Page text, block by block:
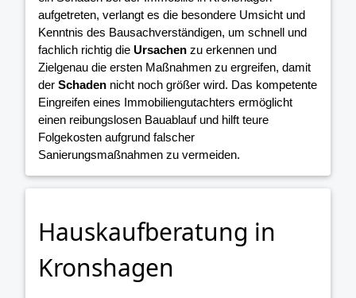
aufgetreten, verlangt es die besondere Umsicht und
Kenntnis des Bausachverständigen, um schnell und
fachlich richtig die Ursachen zu erkennen und
Zielgenau die ersten Maßnahmen zu ergreifen, damit
der Schaden nicht noch größer wird. Das kompetente
Eingreifen eines Immobiliengutachters ermöglicht
einen reibungslosen Bauablauf und hilft teure
Folgekosten aufgrund falscher
Sanierungsmaßnahmen zu vermeiden.
Hauskaufberatung in
Kronshagen